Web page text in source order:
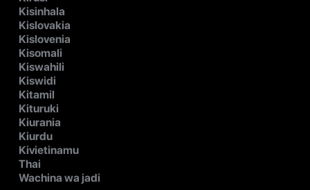
Kisinhala
Kislovakia
Kislovenia
Kisomali
Kiswahili
Kiswidi
Kitamil
Kituruki
Kiurania
Kiurdu
Kivietinamu
Thai
Wachina wa jadi